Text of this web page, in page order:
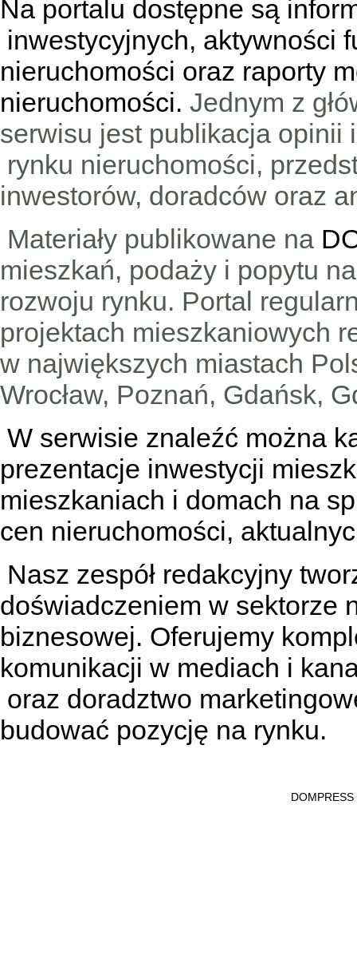
Na portalu dostępne są
inwestycyjnych, aktywności
nieruchomości oraz raporty
nieruchomości. Jednym z
serwisu jest publikacja
rynku nieruchomości,
inwestorów, doradców oraz
Materiały publikowane na
mieszkań, podaży i popytu
rozwoju rynku. Portal
projektach mieszkaniowych
w największych miastach
Wrocław, Poznań, Gdańsk,
W serwisie znaleźć można
prezentacje inwestycji
mieszkaniach i domach na
cen nieruchomości,
Nasz zespół redakcyjny
doświadczeniem w sektorze
biznesowej. Oferujemy
komunikacji w mediach i
oraz doradztwo
budować pozycję na rynku.